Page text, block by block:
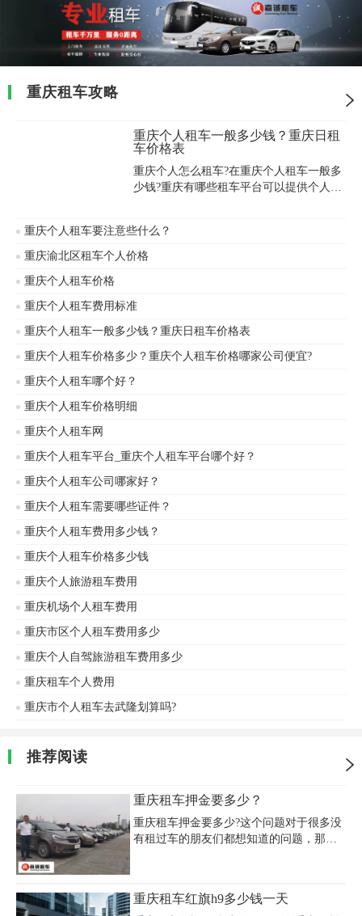
重庆租车攻略
重庆个人租车一般多少钱？重庆日租
车价格表
重庆个人怎么租车?在重庆个人租车一般多
少钱?重庆有哪些租车平台可以提供个人租
庆租车汽车租赁服务，重庆租赁公司租车
价格便宜，月租年租费用更优惠!以下是重
重庆个人租车要注意些什么？
重庆渝北区租车个人价格
重庆个人租车价格
重庆个人租车费用标准
重庆个人租车一般多少钱？重庆日租车价格表
重庆个人租车价格多少？重庆个人租车价格哪家公司便宜?
重庆个人租车哪个好？
重庆个人租车价格明细
重庆个人租车网
重庆个人租车平台_重庆个人租车平台哪个好？
重庆个人租车公司哪家好？
重庆个人租车需要哪些证件？
重庆个人租车费用多少钱？
重庆个人租车价格多少钱
重庆个人旅游租车费用
重庆机场个人租车费用
重庆市区个人租车费用多少
重庆个人自驾旅游租车费用多少
重庆租车个人费用
重庆市个人租车去武隆划算吗?
推荐阅读
重庆租车押金要多少？
重庆租车押金要多少?这个问题对于很多没
有租过车的朋友们都想知道的问题，那么
租车行业也是如春笋吧崛起，也受到很多
重庆租车红旗h9多少钱一天